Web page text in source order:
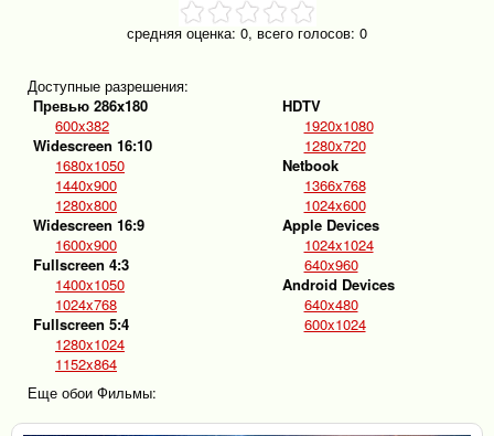
средняя оценка: 0, всего голосов: 0
Доступные разрешения:
Превью 286x180
600x382
Widescreen 16:10
1680x1050
1440x900
1280x800
Widescreen 16:9
1600x900
Fullscreen 4:3
1400x1050
1024x768
Fullscreen 5:4
1280x1024
1152x864
HDTV
1920x1080
1280x720
Netbook
1366x768
1024x600
Apple Devices
1024x1024
640x960
Android Devices
640x480
600x1024
Еще обои Фильмы: